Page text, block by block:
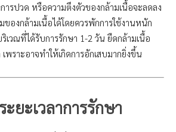
ารปวด หรือความตึงตัวของกล้ามเนื้อจะลดลง
ของกล้ามเนื้อได้โดยควรพักการใช้งานหนัก
เวณที่ได้รับการรักษา 1-2 วัน ยืดกล้ามเนื้อ
พราะอาจทำให้เกิดการอักเสบมากยิ่งขึ้น
ยะเวลาการรักษา